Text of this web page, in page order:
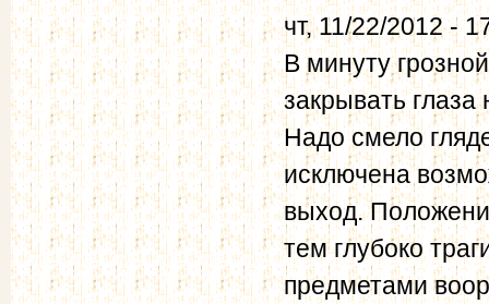
чт, 11/22/2012 -
В минуту
закрывать
Надо смело
исключена
выход.
тем глубоко
предметами